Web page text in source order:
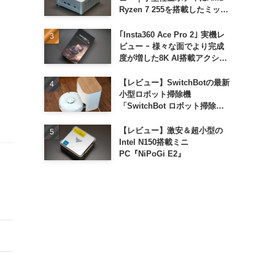
Ryzen 7 255を搭載したミッド
｢Insta360 Ace Pro 2｣ 実機レ
ビュー ｰ 様々な面でより完成
度が増した8K AI搭載アクショ
【レビュー】SwitchBotの最新
小型ロボット掃除機
「SwitchBot ロボット掃除機
【レビュー】激安＆超小型の
Intel N150搭載ミニ
PC『NiPoGi E2』